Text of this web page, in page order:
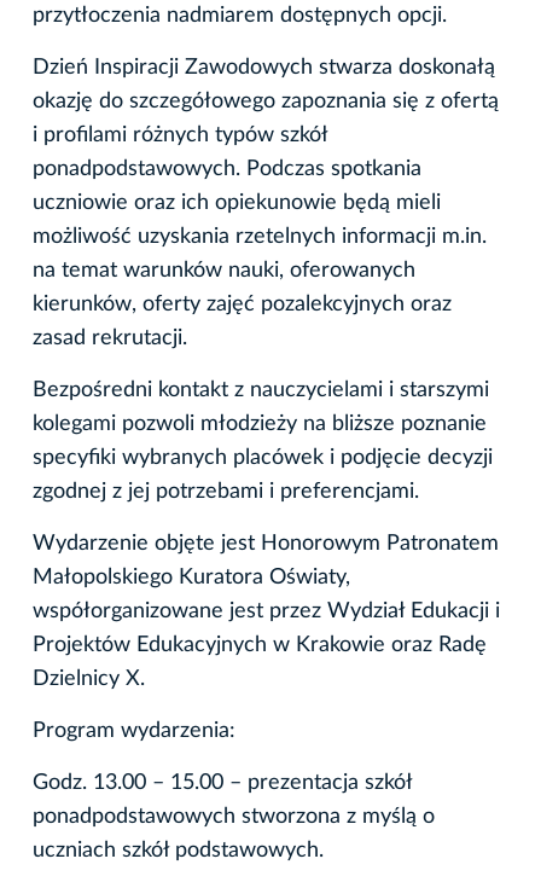
przytłoczenia nadmiarem dostępnych opcji.
Dzień Inspiracji Zawodowych stwarza doskonałą
okazję do szczegółowego zapoznania się z ofertą
i profilami różnych typów szkół
ponadpodstawowych. Podczas spotkania
uczniowie oraz ich opiekunowie będą mieli
możliwość uzyskania rzetelnych informacji m.in.
na temat warunków nauki, oferowanych
kierunków, oferty zajęć pozalekcyjnych oraz
zasad rekrutacji.
Bezpośredni kontakt z nauczycielami i starszymi
kolegami pozwoli młodzieży na bliższe poznanie
specyfiki wybranych placówek i podjęcie decyzji
zgodnej z jej potrzebami i preferencjami.
Wydarzenie objęte jest Honorowym Patronatem
Małopolskiego Kuratora Oświaty,
współorganizowane jest przez Wydział Edukacji i
Projektów Edukacyjnych w Krakowie oraz Radę
Dzielnicy X.
Program wydarzenia:
Godz. 13.00 – 15.00 – prezentacja szkół
ponadpodstawowych stworzona z myślą o
uczniach szkół podstawowych.